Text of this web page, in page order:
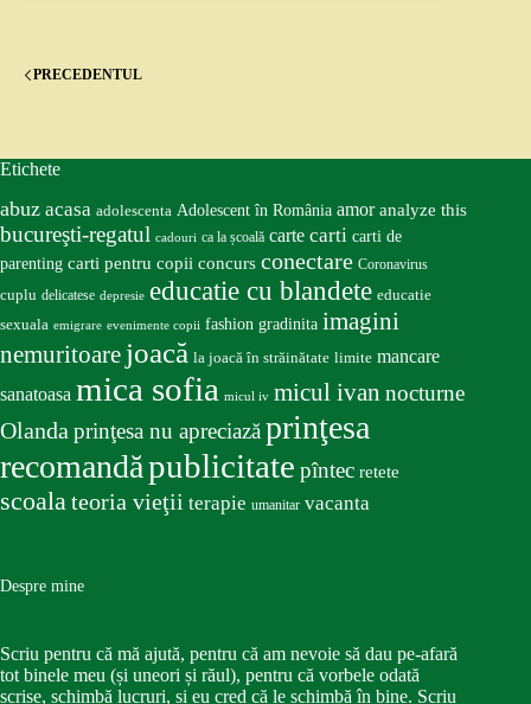
PRECEDENTUL
Etichete
abuz acasa adolescenta Adolescent în România amor analyze this
bucureşti-regatul cadouri ca la școală carte carti carti de
parenting carti pentru copii concurs conectare Coronavirus
cuplu delicatese depresie educatie cu blandete educatie
sexuala emigrare evenimente copii fashion gradinita imagini
nemuritoare joacă la joacă în străinătate limite mancare
sanatoasa mica sofia micul iv micul ivan nocturne
Olandaprinţesa nu apreciazăprinţesa
recomandăpublicitate pîntec retete
scoalateoria vieţii terapie umanitar vacanta
Despre mine
Scriu pentru că mă ajută, pentru că am nevoie să dau pe-afară
tot binele meu (și uneori și răul), pentru că vorbele odată
scrise, schimbă lucruri, și eu cred că le schimbă în bine. Scriu